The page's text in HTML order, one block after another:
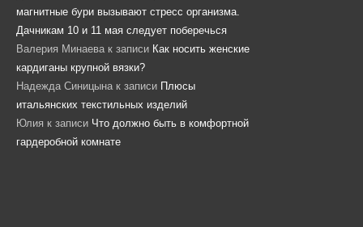
магнитные бури вызывают стресс организма.
Дачникам 10 и 11 мая следует поберечься
Валерия Минаева к записи Как носить женские
кардиганы крупной вязки?
Надежда Синицына к записи Плюсы
итальянских текстильных изделий
Юлия к записи Что должно быть в комфортной
гардеробной комнате